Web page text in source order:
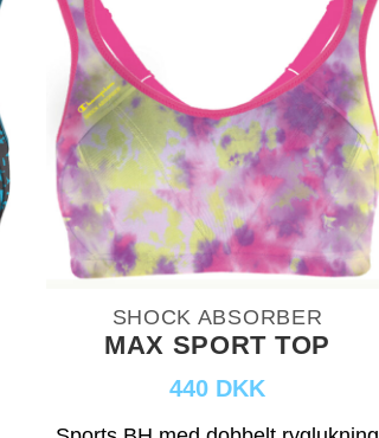
SHOCK ABSORBER
MAX SPORT TOP
440 DKK